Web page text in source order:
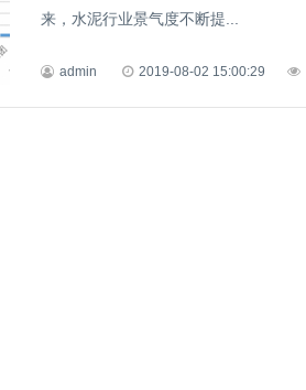
来，水泥行业景气度不断提...
admin 2019-08-02 15:00:29